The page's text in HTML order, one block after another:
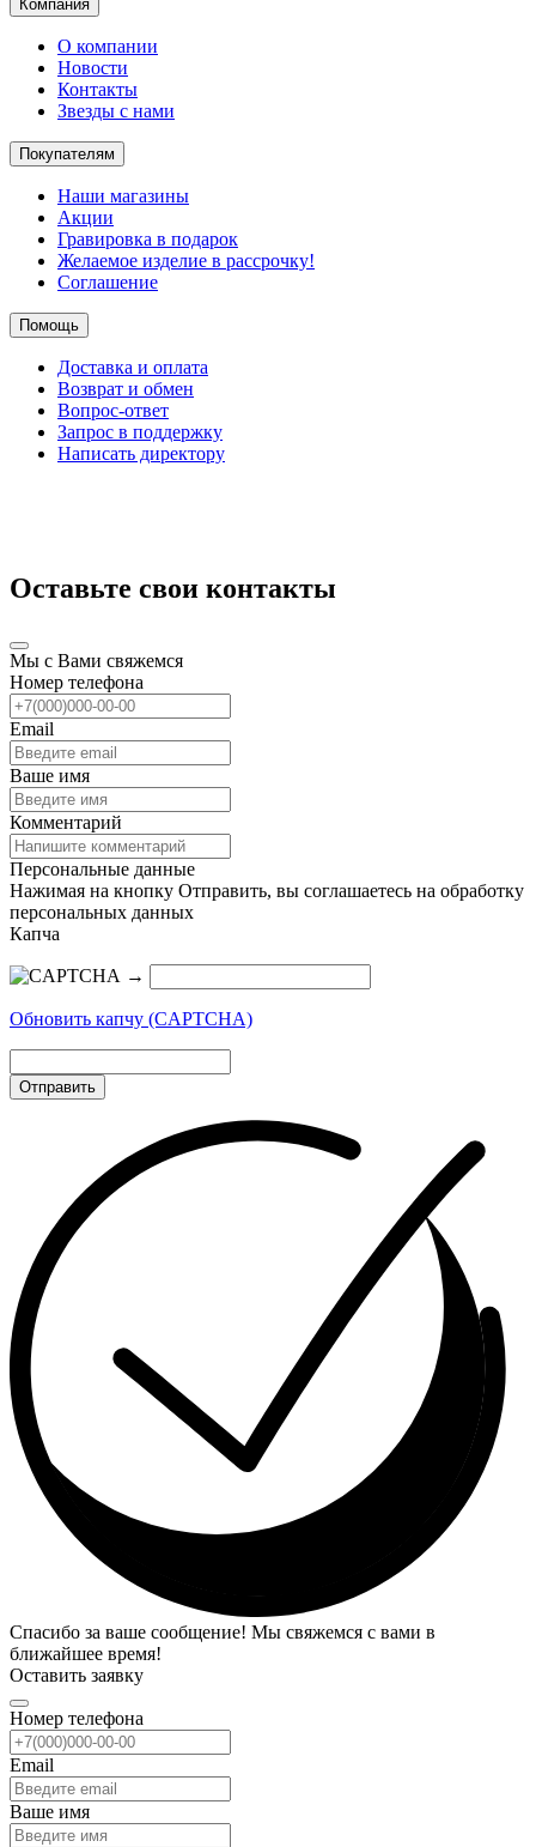
Компания
О компании
Новости
Контакты
Звезды с нами
Покупателям
Наши магазины
Акции
Гравировка в подарок
Желаемое изделие в рассрочку!
Соглашение
Помощь
Доставка и оплата
Возврат и обмен
Вопрос-ответ
Запрос в поддержку
Написать директору
Оставьте свои контакты
Мы с Вами свяжемся
Номер телефона
Email
Ваше имя
Комментарий
Персональные данные
Нажимая на кнопку Отправить, вы соглашаетесь на обработку
персональных данных
Капча
→
Обновить капчу (CAPTCHA)
Отправить
Спасибо за ваше сообщение! Мы свяжемся с вами в
ближайшее время!
Оставить заявку
Номер телефона
Email
Ваше имя